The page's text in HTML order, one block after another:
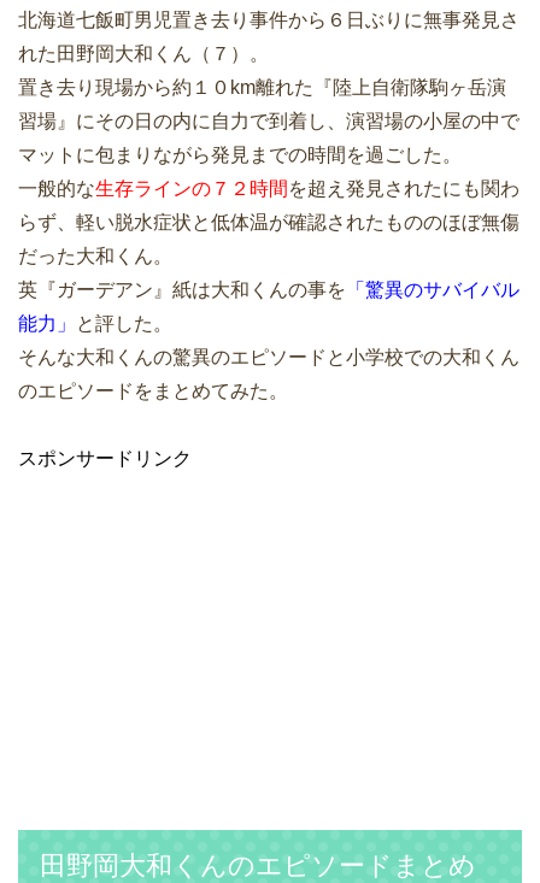
北海道七飯町男児置き去り事件から６日ぶりに無事発見さ
れた田野岡大和くん（７）。
置き去り現場から約１０km離れた『陸上自衛隊駒ヶ岳演
習場』にその日の内に自力で到着し、演習場の小屋の中で
マットに包まりながら発見までの時間を過ごした。
一般的な生存ラインの７２時間 を超え発見されたにも関わ
らず、軽い脱水症状と低体温が確認されたもののほぼ無傷
だった大和くん。
英『ガーデアン』紙は大和くんの事を 「驚異のサバイバル
能力」
と評した。
そんな大和くんの驚異のエピソードと小学校での大和くん
のエピソードをまとめてみた。
スポンサードリンク
田野岡大和くんのエピソードまとめ